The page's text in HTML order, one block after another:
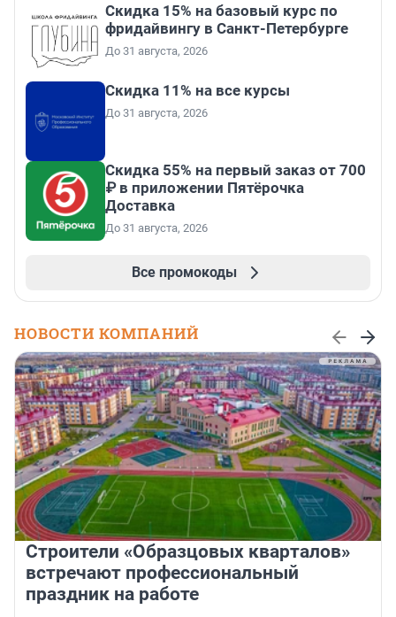
Скидка 15% на базовый курс по
фридайвингу в Санкт-Петербурге
До 31 августа, 2026
Скидка 11% на все курсы
До 31 августа, 2026
Скидка 55% на первый заказ от 700
₽ в приложении Пятёрочка
Доставка
До 31 августа, 2026
Все промокоды
НОВОСТИ КОМПАНИЙ
Строители «Образцовых кварталов»
встречают профессиональный
праздник на работе